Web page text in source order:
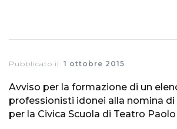
Pubblicato il: 1 ottobre 2015
Avviso per la formazione di un
professionisti idonei alla nomina
per la Civica Scuola di Teatro Paolo